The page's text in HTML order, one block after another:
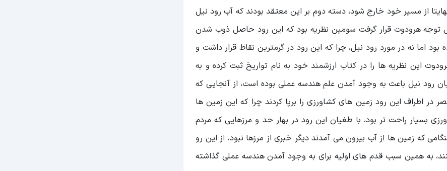
از مسیر خود خارج شود، دسته دوم بر این معتقد بودند که آب رود نیل
توجه هرودوت قرار گرفت سومین نظریه بود که این رود حاصل ذوب شدن
اما نه در مورد رود نیل، چرا که این رود در گرمترین نقاط قرار داشت و
این نظریه ها را در کتاب ارزشمند خود به نام تواریخ ثبت کرده و به
رود نیل باعث به وجود آمدن علم هندسه عملی بوده است، از آنجایی که
در اطراف این رود زمین های کشاورزی را برپا کردند چرا که این زمین ها
بسیار راحت تر بود، با طغیان این رود در بهار حد و مرزهایی که مردم
زمین ها از آب بیرون می آمدند دیگر خبری از مرزها نبود، از این رو
به همین سبب قدم های اولیه برای به وجود آمدن هندسه عملی گذاشته